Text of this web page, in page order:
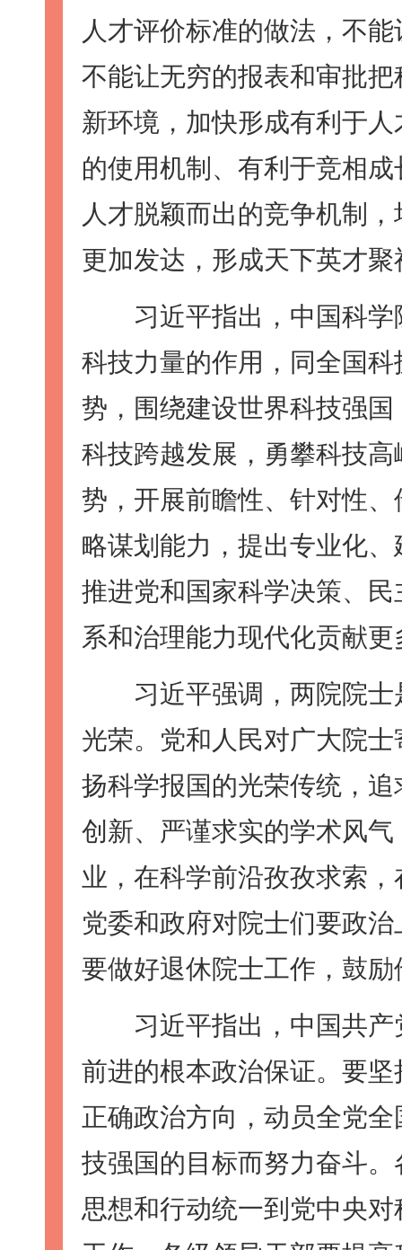
人才评价标准的做法，不
不能让无穷的报表和审批
新环境，加快形成有利于
的使用机制、有利于竞相
人才脱颖而出的竞争机制
更加发达，形成天下英才
习近平指出，中国科学
科技力量的作用，同全国
势，围绕建设世界科技强
科技跨越发展，勇攀科技
势，开展前瞻性、针对性
略谋划能力，提出专业化
推进党和国家科学决策、
系和治理能力现代化贡献
习近平强调，两院院士
光荣。党和人民对广大院
扬科学报国的光荣传统，
创新、严谨求实的学术风
业，在科学前沿孜孜求索
党委和政府对院士们要政
要做好退休院士工作，鼓
习近平指出，中国共产
前进的根本政治保证。要
正确政治方向，动员全党
技强国的目标而努力奋斗
思想和行动统一到党中央